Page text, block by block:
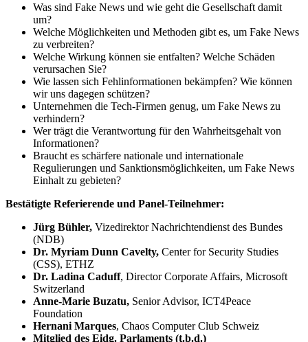
Was sind Fake News und wie geht die Gesellschaft damit
um?
Welche Möglichkeiten und Methoden gibt es, um Fake News
zu verbreiten?
Welche Wirkung können sie entfalten? Welche Schäden
verursachen Sie?
Wie lassen sich Fehlinformationen bekämpfen? Wie können
wir uns dagegen schützen?
Unternehmen die Tech-Firmen genug, um Fake News zu
verhindern?
Wer trägt die Verantwortung für den Wahrheitsgehalt von
Informationen?
Braucht es schärfere nationale und internationale
Regulierungen und Sanktionsmöglichkeiten, um Fake News
Einhalt zu gebieten?
Bestätigte Referierende und Panel-Teilnehmer:
Jürg Bühler, Vizedirektor Nachrichtendienst des Bundes
(NDB)
Dr. Myriam Dunn Cavelty, Center for Security Studies
(CSS), ETHZ
Dr. Ladina Caduff, Director Corporate Affairs, Microsoft
Switzerland
Anne-Marie Buzatu, Senior Advisor, ICT4Peace
Foundation
Hernani Marques, Chaos Computer Club Schweiz
Mitglied des Eidg. Parlaments (t.b.d.)